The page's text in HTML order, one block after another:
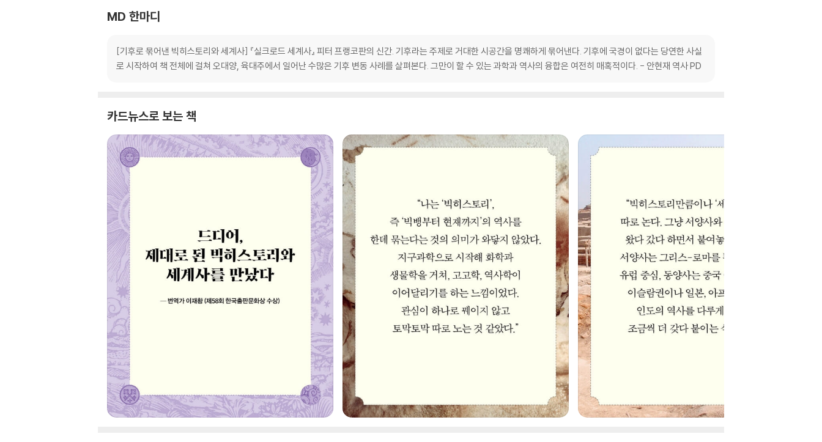
MD 한마디
[기후로 묶어낸 빅히스토리와 세계사] 『실크로드 세계사』 피터 프랭코판의 신간. 기후라는 주제로 거대한 시공간을 명쾌하게 묶어낸다. 기후에 국경이 없다는 당연한 사실
로 시작하여 책 전체에 걸쳐 오대양, 육대주에서 일어난 수많은 기후 변동 사례를 살펴본다. 그만이 할 수 있는 과학과 역사의 융합은 여전히 매혹적이다. - 안현재 역사 PD
카드뉴스로 보는 책